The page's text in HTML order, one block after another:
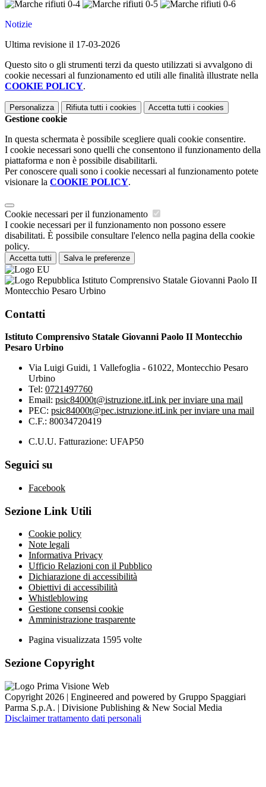
Notizie
Ultima revisione il 17-03-2026
Questo sito o gli strumenti terzi da questo utilizzati si avvalgono di
cookie necessari al funzionamento ed utili alle finalità illustrate nella
COOKIE POLICY.
Personalizza Rifiuta tutti i cookies Accetta tutti i cookies
Gestione cookie
In questa schermata è possibile scegliere quali cookie consentire.
I cookie necessari sono quelli che consentono il funzionamento della
piattaforma e non è possibile disabilitarli.
Per conoscere quali sono i cookie necessari al funzionamento potete
visionare la COOKIE POLICY.
Cookie necessari per il funzionamento
I cookie necessari per il funzionamento non possono essere
disabilitati. È possibile consultare l'elenco nella pagina della cookie
policy.
Accetta tutti Salva le preferenze
Istituto Comprensivo Statale Giovanni Paolo II
Montecchio Pesaro Urbino
Contatti
Istituto Comprensivo Statale Giovanni Paolo II Montecchio
Pesaro Urbino
Via Luigi Guidi, 1 Vallefoglia - 61022, Montecchio Pesaro
Urbino
Tel: 0721497760
Email: psic84000t@istruzione.itLink per inviare una mail
PEC: psic84000t@pec.istruzione.itLink per inviare una mail
C.F.: 80034720419
C.U.U. Fatturazione: UFAP50
Seguici su
Facebook
Sezione Link Utili
Cookie policy
Note legali
Informativa Privacy
Ufficio Relazioni con il Pubblico
Dichiarazione di accessibilità
Obiettivi di accessibilità
Whistleblowing
Gestione consensi cookie
Amministrazione trasparente
Pagina visualizzata 1595 volte
Sezione Copyright
Copyright 2026 | Engineered and powered by Gruppo Spaggiari
Parma S.p.A. | Divisione Publishing & New Social Media
Disclaimer trattamento dati personali